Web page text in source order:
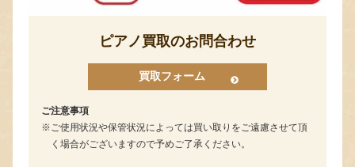
ピアノ買取のお問合わせ
買取フォーム
ご注意事項
ご使用状況や保管状況によっては買い取りをご遠慮させて頂
く場合がございますので予めご了承ください。